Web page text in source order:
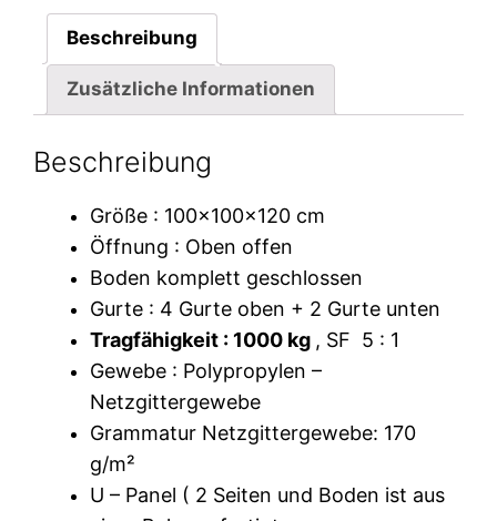
Beschreibung
Zusätzliche Informationen
Beschreibung
Größe : 100x100x120 cm
Öffnung : Oben offen
Boden komplett geschlossen
Gurte : 4 Gurte oben + 2 Gurte unten
Tragfähigkeit : 1000 kg , SF 5 : 1
Gewebe : Polypropylen –
Netzgittergewebe
Grammatur Netzgittergewebe: 170
g/m²
U – Panel ( 2 Seiten und Boden ist aus